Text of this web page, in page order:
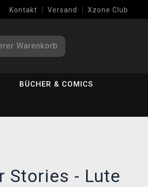
Kontakt Versand Xzone Club
Warenkorb
BÜCHER & COMICS
Stories - Lute